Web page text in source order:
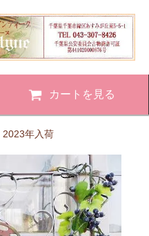
カートを見る
2023年入荷